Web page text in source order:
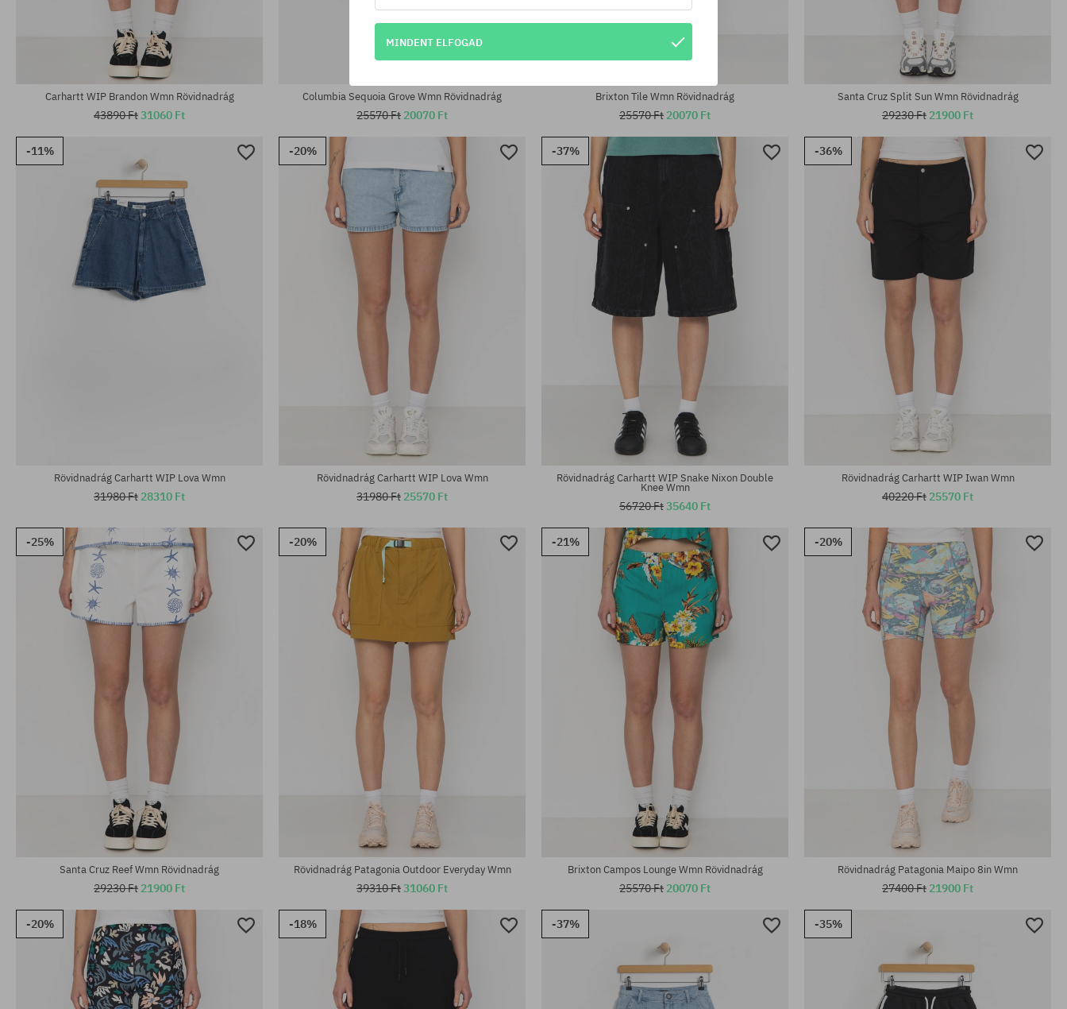
Carhartt WIP Brandon Wmn Rövidnadrág
43890 Ft31060 Ft
Elérhető méretek:
Columbia Sequoia Grove Wmn Rövidnadrág
25570 Ft 20070 Ft
Elérhető méretek:
Brixton Tile Wmn Rövidnadrág
25570 Ft 20070 Ft
Elérhető méretek:
Santa Cruz Split Sun Wmn Rövidnadrág
29230 Ft 21900 Ft
-11%
Rövidnadrág Carhartt WIP Lova Wmn
31980 Ft 28310 Ft
-20%
Elérhető méretek:
Rövidnadrág Carhartt WIP Lova Wmn
31980 Ft 25570 Ft
-37%
Rövidnadrág Carhartt WIP Snake Nixon Double
Knee Wmn
56720 Ft35640 Ft
-36%
Rövidnadrág Carhartt WIP Iwan Wmn
40220 Ft 25570 Ft
-25%
Santa Cruz Reef Wmn Rövidnadrág
29230 Ft 21900 Ft
-20%
Rövidnadrág Patagonia Outdoor Everyday Wmn
39310 Ft31060 Ft
-21%
Brixton Campos Lounge Wmn Rövidnadrág
25570 Ft 20070 Ft
-20%
Rövidnadrág Patagonia Maipo 8in Wmn
27400 Ft 21900 Ft
-20% -18% -37% -35%
MINDENT ELFOGAD